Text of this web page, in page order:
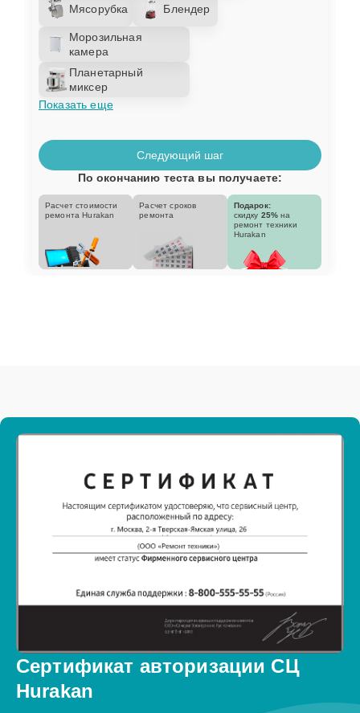
Мясорубка Блендер
Морозильная
камера
Планетарный
миксер
Показать еще
Следующий шаг
По окончанию теста вы получаете:
Расчет стоимости
ремонта Hurakan
Расчет сроков
ремонта
Подарок:
скидку 25% на
ремонт техники
Hurakan
Сертификат авторизации СЦ
Hurakan